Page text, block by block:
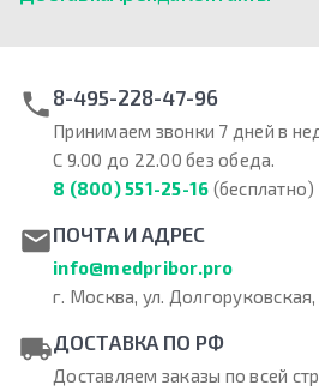
8-495-228-47-96
Принимаем звонки 7 дней в
С 9.00 до 22.00 без обеда.
8 (800) 551-25-16 (бесплатно)
ПОЧТА И АДРЕС
info@medpribor.pro
г. Москва, ул. Долгоруковская,
ДОСТАВКА ПО РФ
Доставляем заказы по всей